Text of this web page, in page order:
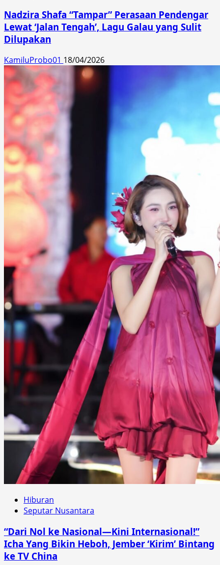
Nadzira Shafa “Tampar” Perasaan Pendengar
Lewat ‘Jalan Tengah’, Lagu Galau yang Sulit
Dilupakan
KamiluProbo01 18/04/2026
Hiburan
Seputar Nusantara
“Dari Nol ke Nasional—Kini Internasional!”
Icha Yang Bikin Heboh, Jember ‘Kirim’ Bintang
ke TV China